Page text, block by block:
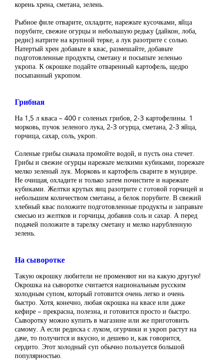
корень хрена, сметана, зелень.
Рыбное филе отварите, охладите, нарежьте кусочками, яйца
порубите, свежие огурцы и небольшую редьку (дайкон, лоба,
редис) натрите на крупной терке, а лук разотрите с солью.
Натертый хрен добавьте в квас, размешайте, добавьте
подготовленные продукты, сметану и посыпьте зеленью
укропа. К окрошке подайте отваренный картофель, щедро
посыпанный укропом.
Грибная
На 1,5 л кваса – 400 г соленых грибов, 2-3 картофелины. 1
морковь, пучок зеленого лука, 2-3 огурца, сметана, 2-3 яйца,
горчица, сахар, соль, укроп.
Соленые грибы сначала промойте водой, и пусть она стечет.
Грибы и свежие огурцы нарежьте мелкими кубиками, порежьте
мелко зеленый лук. Морковь и картофель сварите в мундире.
Не очищая, охладите и только затем почистите и нарежьте
кубиками. Желтки крутых яиц разотрите с готовой горчицей и
небольшим количеством сметаны, а белок порубите. В свежий
хлебный квас положите подготовленные продукты и заправьте
смесью из желтков и горчицы, добавив соль и сахар. А перед
подачей положите в тарелку сметану и мелко нарубленную
зелень.
На сыворотке
Такую окрошку любители не променяют ни на какую другую!
Окрошка на сыворотке считается национальным русским
холодным супом, который готовится очень легко и очень
быстро. Хотя, конечно, любая окрошка на квасе или даже
кефире – прекрасна, полезна, и готовится просто и быстро.
Сыворотку можно купить в магазине или же приготовить
самому. А если редиска с луком, огурчики и укроп растут на
даче, то получится и вкусно, и дешево и, как говорится,
сердито. Этот холодный суп обычно пользуется большой
популярностью.